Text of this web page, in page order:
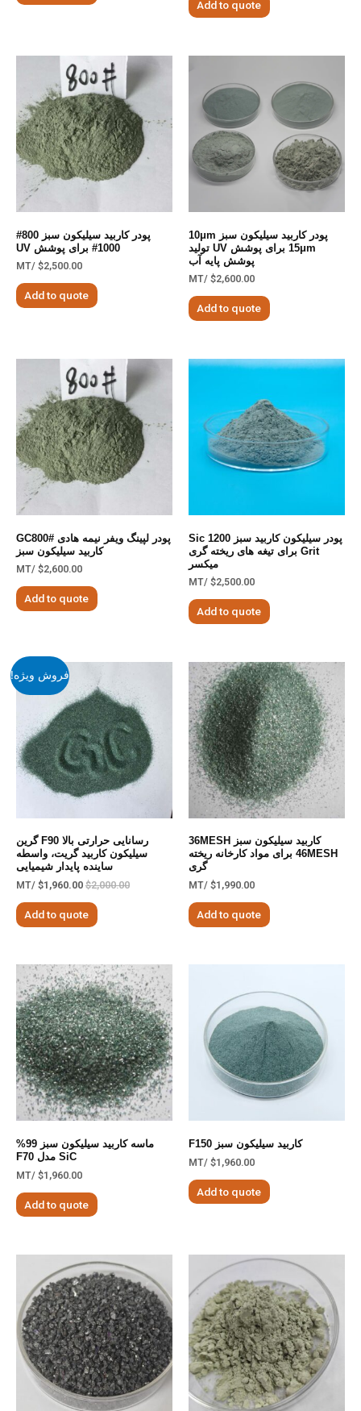
Add to quote
پودر کاربید سیلیکون سبز 10μm
15μm برای پوشش UV تولید
پوشش پایه آب
$2,600.00
/MT
Add to quote
پودر کاربید سیلیکون سبز 800#
1000# برای پوشش UV
$2,500.00
/MT
Add to quote
پودر سیلیکون کاربید سبز Sic 1200
Grit برای تیغه های ریخته گری
میکسر
$2,500.00
/MT
Add to quote
پودر لپینگ ویفر نیمه هادی GC800#
کاربید سیلیکون سبز
$2,600.00
/MT
Add to quote
کاربید سیلیکون سبز 36MESH
46MESH برای مواد کارخانه ریخته
گری
$1,990.00
/MT
Add to quote
فروش ویژه!
رسانایی حرارتی بالا F90 گرین
سیلیکون کاربید گریت، واسطه
ساینده پایدار شیمیایی
$2,000.00
$1,960.00
/MT
Add to quote
کاربید سیلیکون سبز F150
$1,960.00
/MT
Add to quote
ماسه کاربید سیلیکون سبز 99%
SiC مدل F70
$1,960.00
/MT
Add to quote